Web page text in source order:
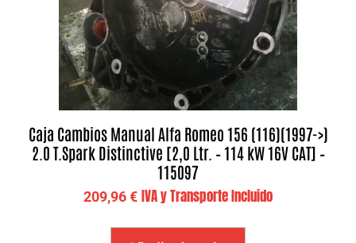
Caja Cambios Manual Alfa Romeo 156 (116)(1997->)
2.0 T.Spark Distinctive [2,0 Ltr. – 114 kW 16V CAT] –
115097
209,96€ IVA y Transporte Incluido